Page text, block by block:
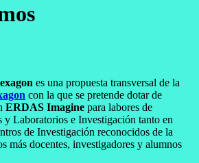
es una propuesta transversal de la
con la que se pretende dotar de
ERDAS Imagine para labores de
y Laboratorios e Investigación tanto en
de Investigación reconocidos de la
más docentes, investigadores y alumnos